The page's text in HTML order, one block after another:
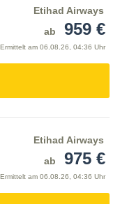
Etihad Airways
ab
959 €
Ermittelt am 06.08.26, 04:36 Uhr
Etihad Airways
ab
975 €
Ermittelt am 06.08.26, 04:36 Uhr